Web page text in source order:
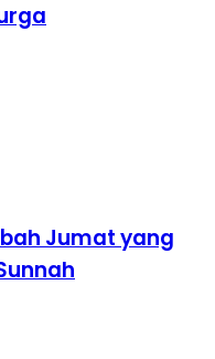
Jumat yang